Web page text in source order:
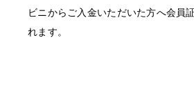
ビニからご入金いただいた方へ会員
れます。